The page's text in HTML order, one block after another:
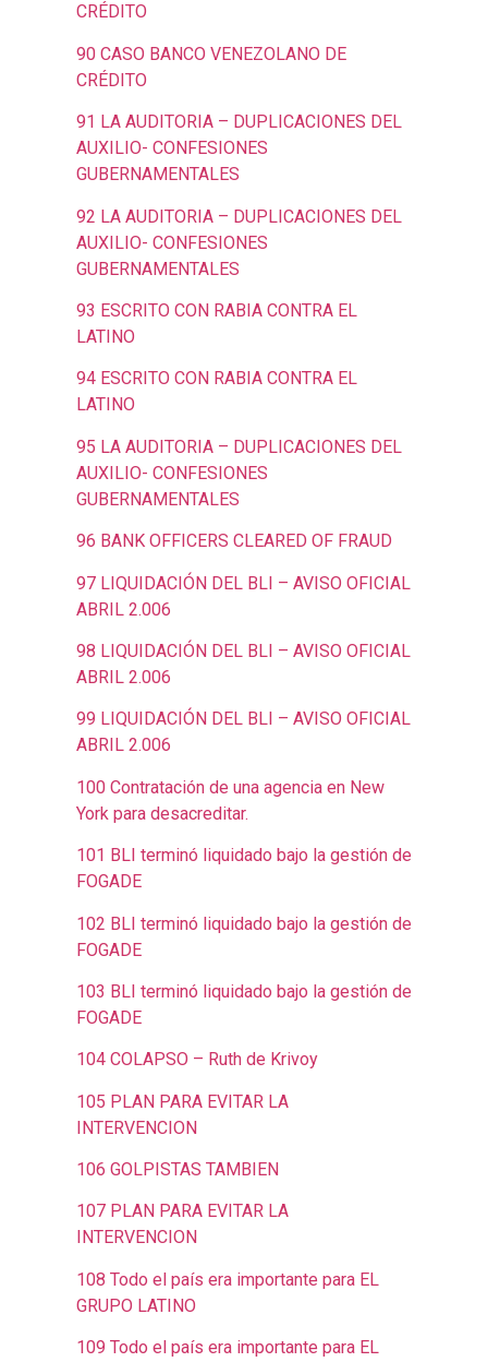
CRÉDITO
90 CASO BANCO VENEZOLANO DE
CRÉDITO
91 LA AUDITORIA – DUPLICACIONES DEL
AUXILIO- CONFESIONES
GUBERNAMENTALES
92 LA AUDITORIA – DUPLICACIONES DEL
AUXILIO- CONFESIONES
GUBERNAMENTALES
93 ESCRITO CON RABIA CONTRA EL
LATINO
94 ESCRITO CON RABIA CONTRA EL
LATINO
95 LA AUDITORIA – DUPLICACIONES DEL
AUXILIO- CONFESIONES
GUBERNAMENTALES
96 BANK OFFICERS CLEARED OF FRAUD
97 LIQUIDACIÓN DEL BLI – AVISO OFICIAL
ABRIL 2.006
98 LIQUIDACIÓN DEL BLI – AVISO OFICIAL
ABRIL 2.006
99 LIQUIDACIÓN DEL BLI – AVISO OFICIAL
ABRIL 2.006
100 Contratación de una agencia en New
York para desacreditar.
101 BLI terminó liquidado bajo la gestión de
FOGADE
102 BLI terminó liquidado bajo la gestión de
FOGADE
103 BLI terminó liquidado bajo la gestión de
FOGADE
104 COLAPSO – Ruth de Krivoy
105 PLAN PARA EVITAR LA
INTERVENCION
106 GOLPISTAS TAMBIEN
107 PLAN PARA EVITAR LA
INTERVENCION
108 Todo el país era importante para EL
GRUPO LATINO
109 Todo el país era importante para EL